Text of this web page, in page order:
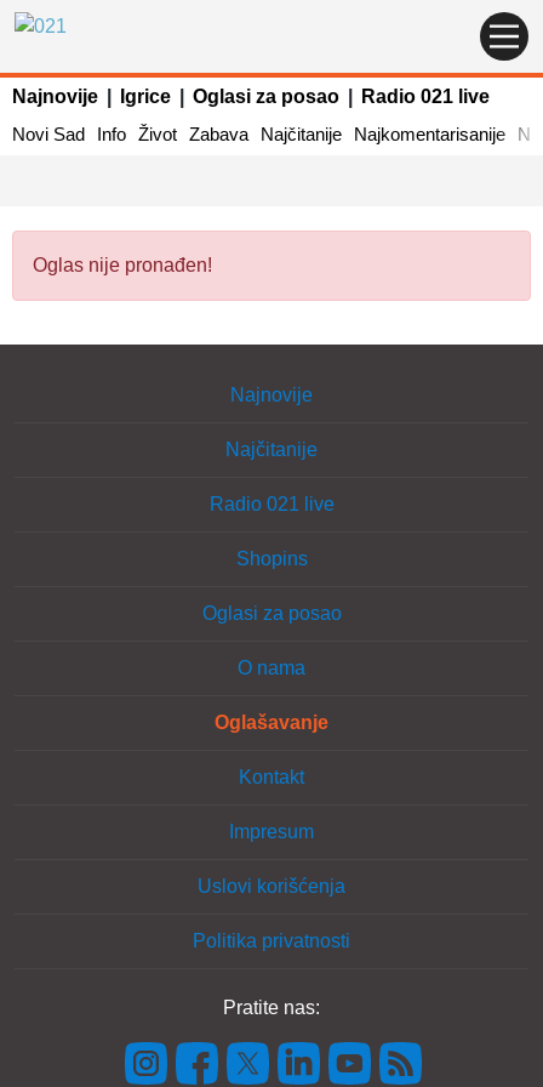
Najnovije Igrice Oglasi za posao
Radio 021 live
Novi Sad
Info Život Zabava Najčitanije Najkomentarisanije
Oglas nije pronađen!
Najnovije
Najčitanije
Radio 021 live
Shopins
Oglasi za posao
O nama
Oglašavanje
Kontakt
Impresum
Uslovi korišćenja
Politika privatnosti
Pratite nas: